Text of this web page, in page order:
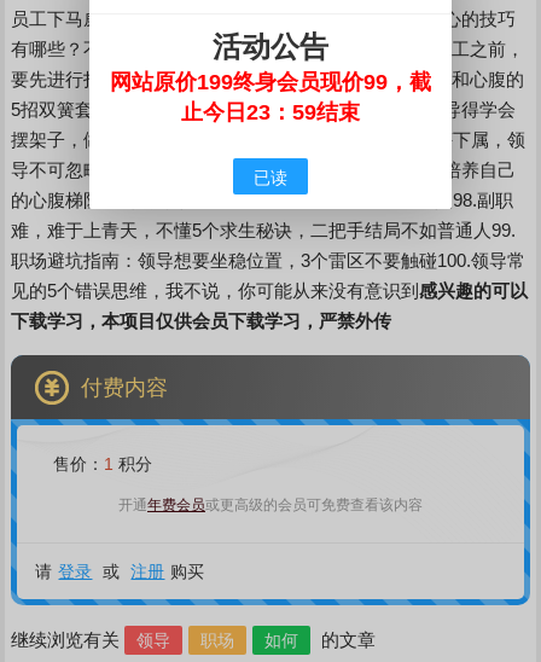
员工下马威，应该如何反制？5步就够了91.领导收买人心的技巧
有哪些？不懂这些，白花钱还得罪人92.为什么在提拔员工之前，
要先进行打压？这才是拉拢人心的正确姿势93.拆穿领导和心腹的
5招双簧套路，你以为的真情，可能不过是演技94.当领导得学会
摆架子，做到3摆3不摆，才能说懂得了为官之道95.批评下属，领
导不可忽略这5点，否则很有可能惹祸上身96.领导怎样培养自己
的心腹梯队97.职场识人术：20个秘诀，一眼看穿眼前人98.副职
难，难于上青天，不懂5个求生秘诀，二把手结局不如普通人99.
职场避坑指南：领导想要坐稳位置，3个雷区不要触碰100.领导常
见的5个错误思维，我不说，你可能从来没有意识到感兴趣的可以
下载学习，本项目仅供会员下载学习，严禁外传
付费内容
售价： 1 积分
开通年费会员或更高级的会员可免费查看该内容
请 登录 或 注册 购买
继续浏览有关 领导 职场 如何 的文章
活动公告
网站原价199终身会员现价99，截
止今日23：59结束
已读